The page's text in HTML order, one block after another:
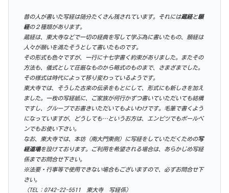
昔の人が書いた写経は随分たくさん残されています。それには蔵経と願
経の２種類があります。
蔵経は、東大寺などで一切の経典を写して学ぶ為に書いたもの、願経は
人々が願いを満たそうとして書いたものです。
その形式も色々ですが、一行に十七字書く約束がありました。またその
方法も、儀式として荘厳なものから略式のものまで、さまざまでした。
その様式は時代によって移り変わっているようです。
東大寺では、そうした古来の伝承をもとにして、形式にも新しさを加え
ました。一枚の写経紙に、ご家族が何行かずつ書いていただいても結構
ですし、グループでお書きいただいてもよいわけです。毛筆で書くよう
になっていますが、どうしても…というお方は、エンピツでもボールペ
ンでもお使い下さい。
なお、東大寺では、本坊（南大門東側）に写経をしていただくための写
経道場を設けております。ご利用を希望される場合は、あらかじめ写経
係までお問合せ下さい。
※法要・行事等で使用できない場合もございますので、必ずお問合せ下
さい。
（TEL：0742-22-5511 東大寺 写経係）